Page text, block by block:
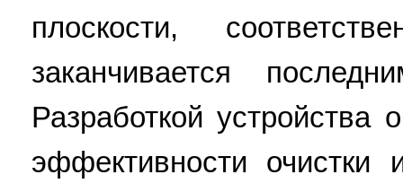
плоскости,
заканчивается
Разработкой устройства
эффективности очистки